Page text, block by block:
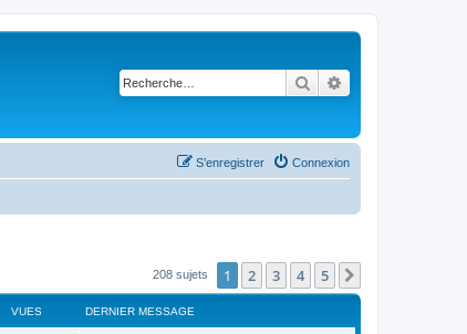
Rechercher
Connexion
S’enregistrer
208 sujets 1 2 3 4 5
VUES DERNIER MESSAGE